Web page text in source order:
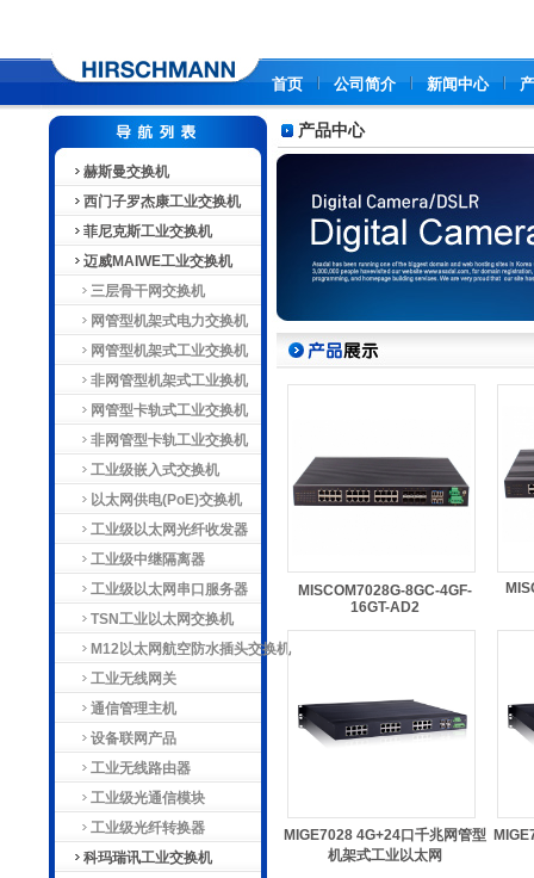
首页 公司简介 新闻中心
赫斯曼交换机
西门子罗杰康工业交换机
菲尼克斯工业交换机
迈威MAIWE工业交换机
三层骨干网交换机
网管型机架式电力交换机
网管型机架式工业交换机
非网管型机架式工业换机
网管型卡轨式工业交换机
非网管型卡轨工业交换机
工业级嵌入式交换机
以太网供电(PoE)交换机
工业级以太网光纤收发器
工业级中继隔离器
工业级以太网串口服务器
TSN工业以太网交换机
M12以太网航空防水插头交换机
工业无线网关
通信管理主机
设备联网产品
工业无线路由器
工业级光通信模块
工业级光纤转换器
科玛瑞讯工业交换机
产品中心
MISCOM7028G-8GC-4GF-
16GT-AD2
MIGE7028 4G+24口千兆网管型
机架式工业以太网